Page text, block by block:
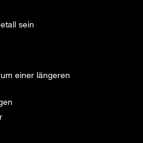
sein
einer längeren